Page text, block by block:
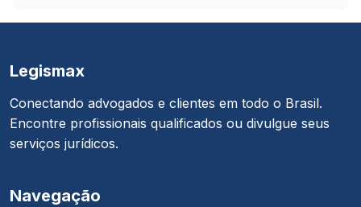
Legismax
Conectando advogados e clientes em todo o Brasil.
Encontre profissionais qualificados ou divulgue seus
serviços jurídicos.
Navegação